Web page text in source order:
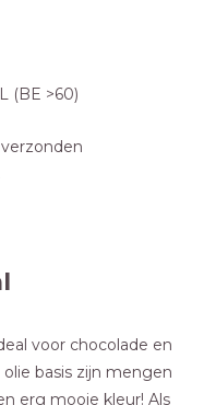
(BE >60)
voor chocolade en
basis zijn mengen
erg mooie kleur! Als